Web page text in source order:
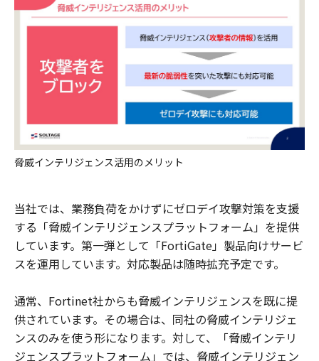
脅威インテリジェンス活用のメリット
当社では、業務負荷をかけずにゼロデイ攻撃対策を支援
する「脅威インテリジェンスプラットフォーム」を提供
しています。第一弾として「FortiGate」製品向けサービ
スを運用しています。対応製品は随時拡充予定です。
通常、Fortinet社からも脅威インテリジェンスを既に提
供されています。その場合は、同社の脅威インテリジェ
ンスのみを使う形になります。対して、「脅威インテリ
ジェンスプラットフォーム」では、脅威インテリジェン